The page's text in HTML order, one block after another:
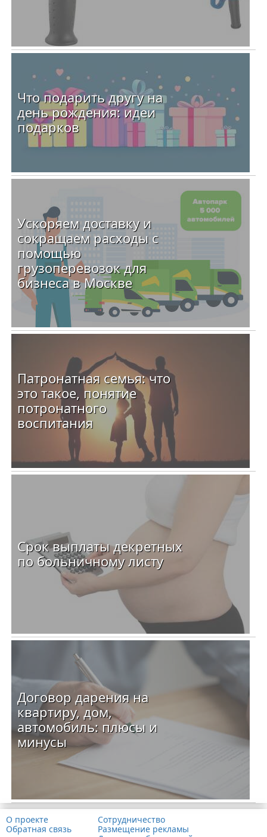
Что подарить другу на
день рождения: идеи
подарков
Ускоряем доставку и
сокращаем расходы с
помощью
грузоперевозок для
бизнеса в Москве
Патронатная семья: что
это такое, понятие
потронатного
воспитания
Срок выплаты декретных
по больничному листу
Договор дарения на
квартиру, дом,
автомобиль: плюсы и
минусы
О проекте
Обратная связь
Сотрудничество
Размещение рекламы